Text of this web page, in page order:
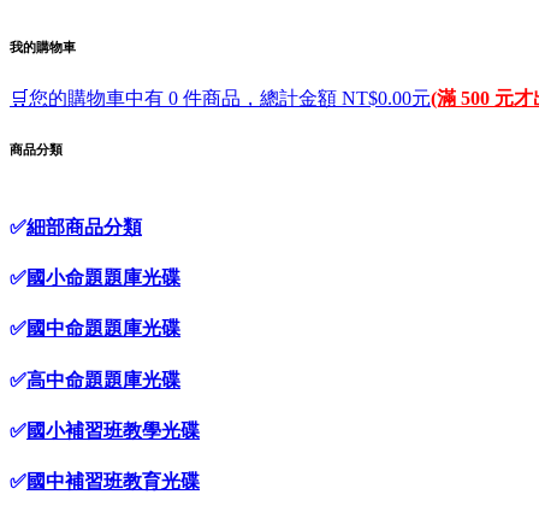
我的購物車
🛒您的購物車中有 0 件商品，總計金額 NT$0.00元(滿 500 元才
商品分類
✅細部商品分類
✅國小命題題庫光碟
✅國中命題題庫光碟
✅高中命題題庫光碟
✅國小補習班教學光碟
✅國中補習班教育光碟